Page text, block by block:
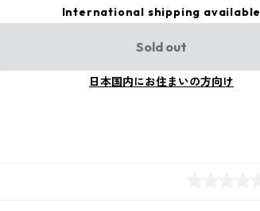
International shipping available
Sold out
日本国内にお住まいの方向け